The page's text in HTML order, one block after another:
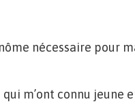
nécessaire pour
m’ont connu jeune